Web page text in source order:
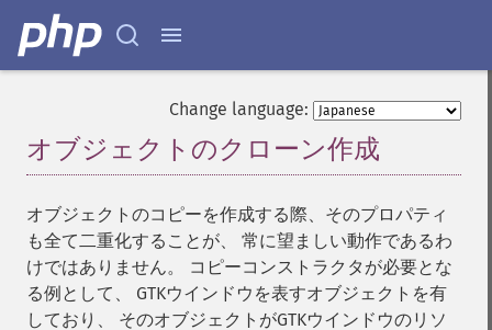
Change language:
オブジェクトのクローン作成
オブジェクトのコピーを作成する際、そのプロパティ
も全て二重化することが、 常に望ましい動作であるわ
けではありません。 コピーコンストラクタが必要とな
る例として、 GTKウインドウを表すオブジェクトを有
しており、 そのオブジェクトがGTKウインドウのリソ